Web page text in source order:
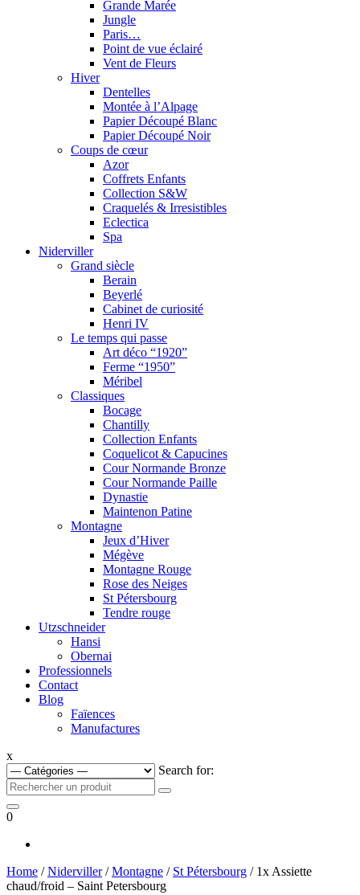
Grande Marée
Jungle
Paris…
Point de vue éclairé
Vent de Fleurs
Hiver
Dentelles
Montée à l’Alpage
Papier Découpé Blanc
Papier Découpé Noir
Coups de cœur
Azor
Coffrets Enfants
Collection S&W
Craquelés & Irresistibles
Eclectica
Spa
Niderviller
Grand siècle
Berain
Beyerlé
Cabinet de curiosité
Henri IV
Le temps qui passe
Art déco “1920”
Ferme “1950”
Méribel
Classiques
Bocage
Chantilly
Collection Enfants
Coquelicot & Capucines
Cour Normande Bronze
Cour Normande Paille
Dynastie
Maintenon Patine
Montagne
Jeux d’Hiver
Mégève
Montagne Rouge
Rose des Neiges
St Pétersbourg
Tendre rouge
Utzschneider
Hansi
Obernai
Professionnels
Contact
Blog
Faïences
Manufactures
x
Search for:
0
Home /Niderviller/Montagne / St Pétersbourg / 1x Assiette
chaud/froid – Saint Petersbourg